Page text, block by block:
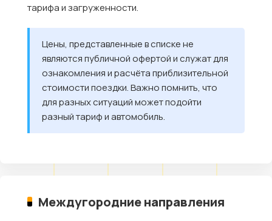
тарифа и загруженности.
Цены, представленные в списке не
являются публичной офертой и служат для
ознакомления и расчёта приблизительной
стоимости поездки. Важно помнить, что
для разных ситуаций может подойти
разный тариф и автомобиль.
Междугородние направления